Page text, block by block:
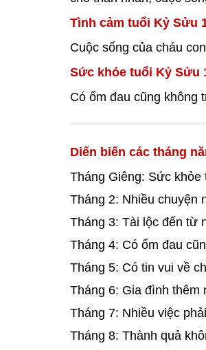
Tình cảm tuổi Kỷ Sửu
Cuộc sống của cháu
Sức khỏe tuổi Kỷ Sửu
Có ốm đau cũng không
Diến biến các tháng
Tháng Giêng: Sức khỏe
Tháng 2: Nhiều chuyện
Tháng 3: Tài lộc đến từ
Tháng 4: Có ốm đau
Tháng 5: Có tin vui về
Tháng 6: Gia đình thêm
Tháng 7: Nhiều việc
Tháng 8: Thành quả